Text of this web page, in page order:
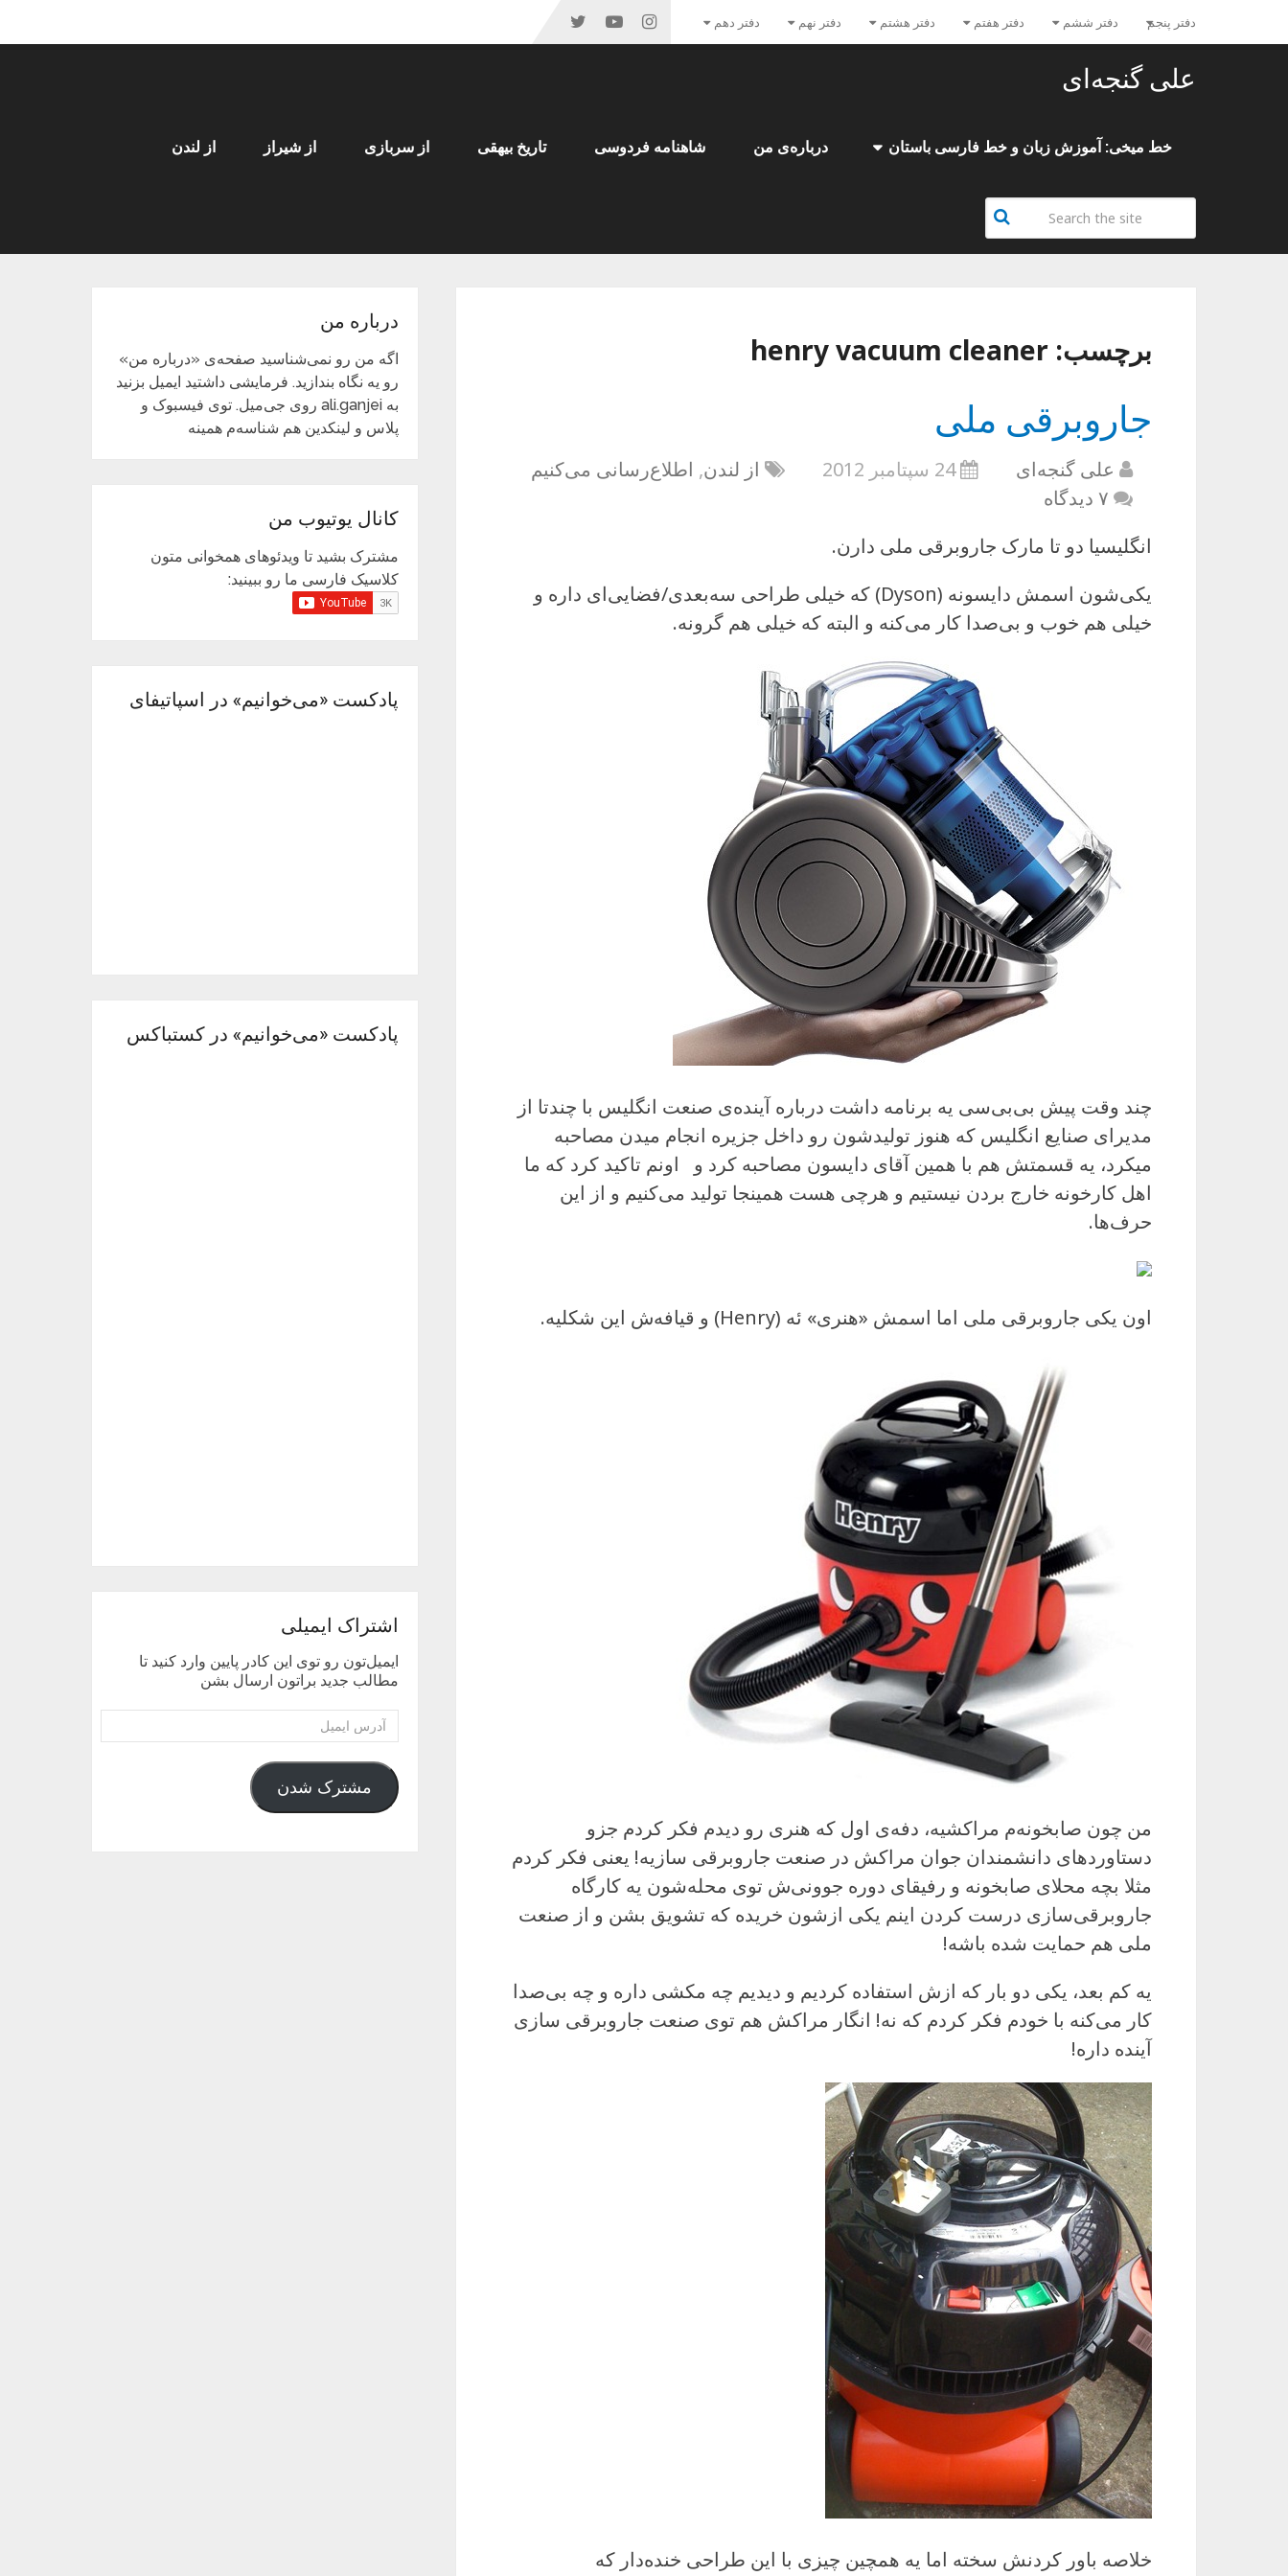
دفتر پنجم دفتر ششم دفتر هفتم دفتر هشتم دفتر نهم دفتر دهم
علی گنجه‌ای
خط میخی: آموزش زبان و خط فارسی باستان درباره‌ی من شاهنامه فردوسی تاریخ بیهقی از سربازی از شیراز از لندن
برچسب: henry vacuum cleaner
جاروبرقی ملی
علی گنجه‌ای 24 سپتامبر 2012 از لندن, اطلاع‌رسانی می‌کنیم
۷ دیدگاه
انگلیسیا دو تا مارک جاروبرقی ملی دارن.
یکی‌شون اسمش دایسونه (Dyson) که خیلی طراحی سه‌بعدی/فضایی‌ای داره و
خیلی هم خوب و بی‌صدا کار می‌کنه و البته که خیلی هم گرونه.
چند وقت پیش بی‌بی‌سی یه برنامه داشت درباره آینده‌ی صنعت انگلیس با چندتا از
مدیرای صنایع انگلیس که هنوز تولیدشون رو داخل جزیره انجام میدن مصاحبه
میکرد، یه قسمتش هم با همین آقای دایسون مصاحبه کرد و اونم تاکید کرد که ما
اهل کارخونه خارج بردن نیستیم و هرچی هست همینجا تولید می‌کنیم و از این
حرف‌ها.
اون یکی جاروبرقی ملی اما اسمش «هنری» ئه (Henry) و قیافه‌ش این شکلیه.
من چون صابخونه‌م مراکشیه، دفه‌ی اول که هنری رو دیدم فکر کردم جزو
دستاوردهای دانشمندان جوان مراکش در صنعت جاروبرقی سازیه! یعنی فکر کردم
مثلا بچه محلای صابخونه و رفیقای دوره جوونی‌ش توی محله‌شون یه کارگاه
جاروبرقی‌سازی درست کردن اینم یکی ازشون خریده که تشویق بشن و از صنعت
ملی هم حمایت شده باشه!
یه کم بعد، یکی دو بار که ازش استفاده کردیم و دیدیم چه مکشی داره و چه بی‌صدا
کار می‌کنه با خودم فکر کردم که نه! انگار مراکش هم توی صنعت جاروبرقی سازی
آینده داره!
خلاصه باور کردنش سخته اما یه همچین چیزی با این طراحی خنده‌دار که
درباره من
اگه من رو نمی‌شناسید صفحه‌ی «درباره من»
رو یه نگاه بندازید. فرمایشی داشتید ایمیل بزنید
به ali.ganjei روی جی‌میل. توی فیسبوک و
پلاس و لینکدین هم شناسه‌م همینه
کانال یوتیوب من
مشترک بشید تا ویدئوهای همخوانی متون
کلاسیک فارسی ما رو ببینید:
پادکست «می‌خوانیم» در اسپاتیفای
پادکست «می‌خوانیم» در کستباکس
اشتراک ایمیلی
ایمیل‌تون رو توی این کادر پایین وارد کنید تا
مطالب جدید براتون ارسال بشن
آدرس
ایمیل
مشترک شدن